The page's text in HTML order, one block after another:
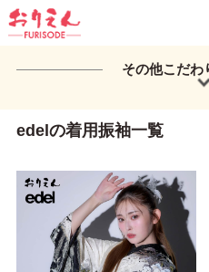
その他こだわ
edelの着用振袖一覧